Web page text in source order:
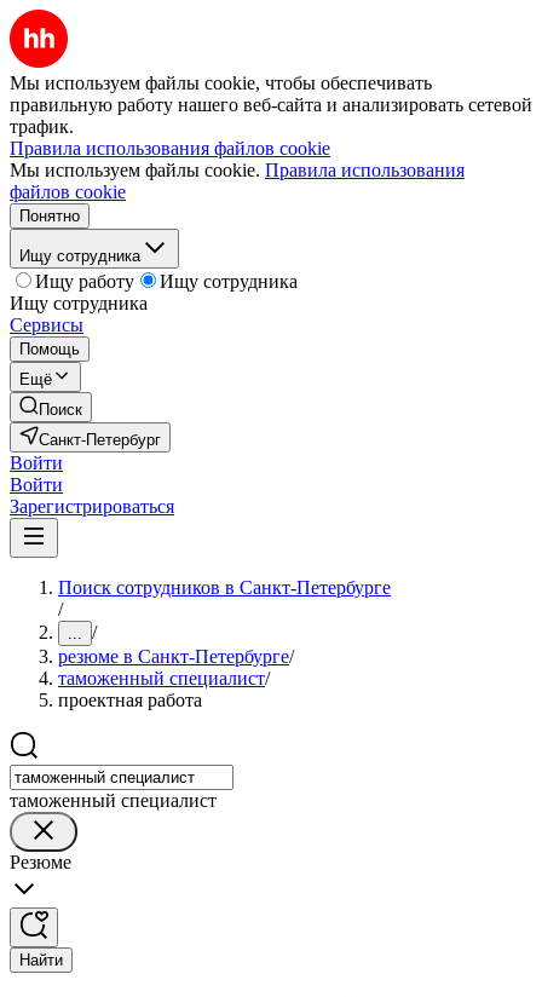
Мы используем файлы cookie, чтобы обеспечивать
правильную работу нашего веб-сайта и анализировать сетевой
трафик.
Правила использования файлов cookie
Мы используем файлы cookie. Правила использования
файлов cookie
Понятно
Ищу сотрудника
Ищу работу
Ищу сотрудника
Ищу сотрудника
Сервисы
Помощь
Ещё
Поиск
Санкт-Петербург
Войти
Войти
Зарегистрироваться
Поиск сотрудников в Санкт-Петербурге
/
... /
резюме в Санкт-Петербурге/
таможенный специалист/
проектная работа
таможенный специалист
Резюме
Найти